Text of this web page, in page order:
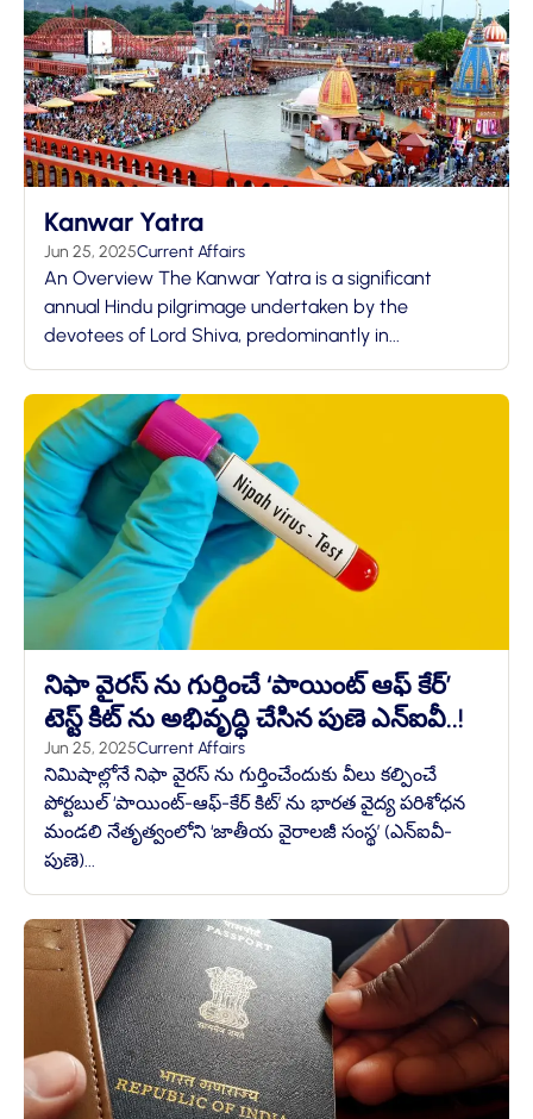
Kanwar Yatra
Jun 25, 2025Current Affairs
An Overview The Kanwar Yatra is a significant
annual Hindu pilgrimage undertaken by the
devotees of Lord Shiva, predominantly in...
నిఫా వైరస్ ను గుర్తించే ‘పాయింట్ ఆఫ్ కేర్’
టెస్ట్ కిట్ ను అభివృద్ధి చేసిన పుణె ఎన్ఐవీ..!
Jun 25, 2025Current Affairs
నిమిషాల్లోనే నిఫా వైరస్ ను గుర్తించేందుకు వీలు కల్పించే
పోర్టబుల్ ‘పాయింట్-ఆఫ్-కేర్ కిట్’ ను భారత వైద్య పరిశోధన
మండలి నేతృత్వంలోని ‘జాతీయ వైరాలజీ సంస్థ’ (ఎన్ఐవీ-
పుణె)...